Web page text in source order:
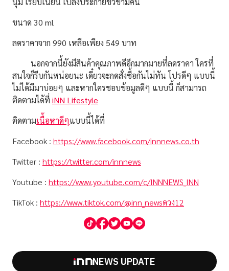
ขนาด 30 ml
ลดราคาจาก 990 เหลือเพียง 549 บาท
นอกจากนี้ยังมีสินค้าคุณภาพดีอีกมากมายที่ลดราคา ใครที่
สนใจก็รีบกันหน่อยนะ เดี๋ยวจะกดสั่งซื้อกันไม่ทัน โปรดีๆ แบบนี้
ไม่ได้มีมาบ่อยๆ และหากใครชอบข้อมูลดีๆ แบบนี้ ก็สามารถ
ติดตามได้ที่ iNN Lifestyle
ติดตามเนื้อหาดีๆแบบนี้ได้ที่
Facebook : https://www.facebook.com/innnews.co.th
Twitter : https://twitter.com/innnews
Youtube : https://www.youtube.com/c/INNNEWS_INN
TikTok : https://www.tiktok.com/@inn_newsดวง12
NEWS UPDATE